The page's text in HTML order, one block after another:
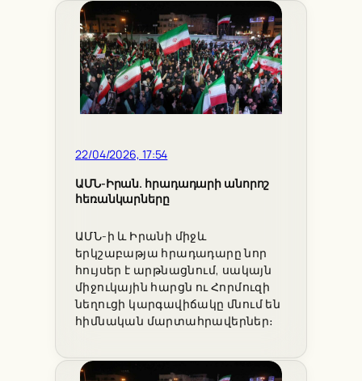
22/04/2026, 17:54
ԱՄՆ-Իրան. հրադադարի անորոշ
հեռանկարները
ԱՄՆ-ի և Իրանի միջև
երկշաբաթյա հրադադարը նոր
հույսեր է արթնացնում, սակայն
միջուկային հարցն ու Հորմուզի
նեղուցի կարգավիճակը մնում են
հիմնական մարտահրավերներ։